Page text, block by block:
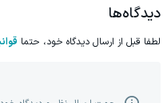
دیدگاه‌ها
لطفا قبل از ارسال دیدگاه خود، حتما